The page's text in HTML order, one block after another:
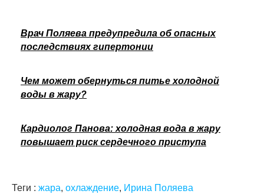
Врач Поляева предупредила об опасных
последствиях гипертонии
Чем может обернуться питье холодной
воды в жару?
Кардиолог Панова: холодная вода в жару
повышает риск сердечного приступа
Теги : жара, охлаждение, Ирина Поляева